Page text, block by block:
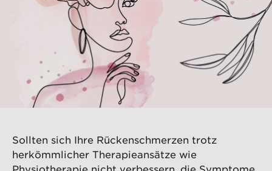
Sollten sich Ihre Rückenschmerzen trotz
herkömmlicher Therapieansätze wie